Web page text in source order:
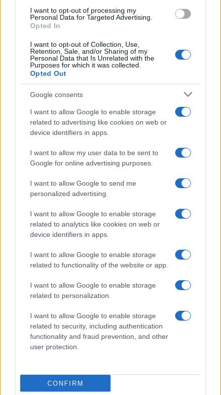
I want to opt-out of processing my
Personal Data for Targeted Advertising.
Opted In
I want to opt-out of Collection, Use,
Retention, Sale, and/or Sharing of my
Personal Data that Is Unrelated with the
Purposes for which it was collected.
Opted Out
Google consents
I want to allow Google to enable storage
related to advertising like cookies on web or
device identifiers in apps.
I want to allow my user data to be sent to
Google for online advertising purposes.
I want to allow Google to send me
personalized advertising.
I want to allow Google to enable storage
related to analytics like cookies on web or
device identifiers in apps.
I want to allow Google to enable storage
related to functionality of the website or app.
I want to allow Google to enable storage
related to personalization.
I want to allow Google to enable storage
related to security, including authentication
functionality and fraud prevention, and other
user protection.
CONFIRM
La categoria Comfort della stessa durata
raggiunge 3.200-4.000$ per persona,
aggiungendo strutture superiori e maggiore
comodità.
safari Luxury di 7 giornicon Serengeti
incluso oscillano tra 5.500-7.500$ per persona,
mentre le esperienze Premium superano gli
8.000-12.000$ per pessoa. Questi budget
includono tutto: voli interni, trasferimenti,
tasse parchi, pensione completa, attività extra
filosofia Tracks of Africadi privilegiare
strutture all’interno dei parchi giustifica ogni
euro investito: essere nel posto giusto al
teatro di caccia, il tramonto in sinfonia di
richiami selvatici, la notte in concerto di
suoni primordiali che accompagnano sogni
indimenticabili.